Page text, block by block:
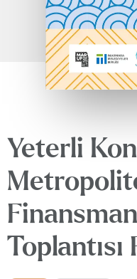
Yeterli
Toplantısı